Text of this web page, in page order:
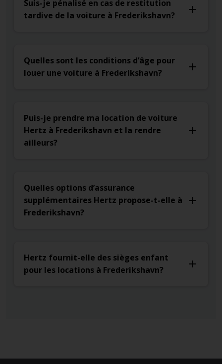
Suis-je pénalisé en cas de restitution
tardive de la voiture à Frederikshavn?
Quelles sont les conditions d’âge pour
louer une voiture à Frederikshavn?
Puis-je prendre ma location de voiture
Hertz à Frederikshavn et la rendre
ailleurs?
Quelles options d’assurance
supplémentaires Hertz propose-t-elle à
Frederikshavn?
Hertz fournit-elle des sièges enfant
pour les locations à Frederikshavn?